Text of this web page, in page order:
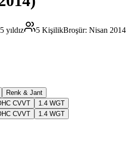
5 yıldız 5 KişilikBroşür: Nisan 2014
Renk & Jant
CVVT
1.4 WGT
CVVT 1.4 WGT